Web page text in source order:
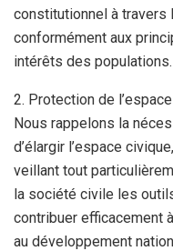
constitutionnel à travers
conformément aux
intérêts des populations.
2. Protection de
Nous rappelons la
d’élargir l’espace
veillant tout
la société civile les
contribuer efficacement
au développement